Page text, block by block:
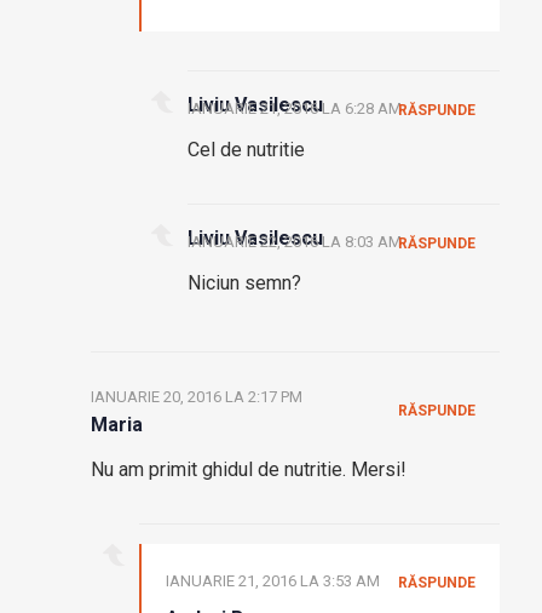
Liviu Vasilescu
IANUARIE 21, 2016 LA 6:28 AM
Cel de nutritie
RĂSPUNDE
Liviu Vasilescu
IANUARIE 22, 2016 LA 8:03 AM
Niciun semn?
RĂSPUNDE
Maria
IANUARIE 20, 2016 LA 2:17 PM
Nu am primit ghidul de nutritie. Mersi!
RĂSPUNDE
IANUARIE 21, 2016 LA 3:53 AM RĂSPUNDE